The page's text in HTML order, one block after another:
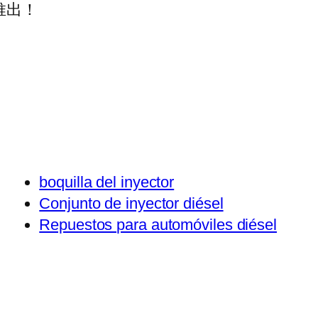
！
boquilla del inyector
Conjunto de inyector diésel
Repuestos para automóviles diésel